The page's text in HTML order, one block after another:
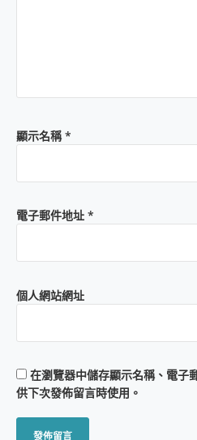
顯示名稱*
電子郵件地址 *
個人網站網址
在瀏覽器中儲存顯示名稱、電子
供下次發佈留言時使用。